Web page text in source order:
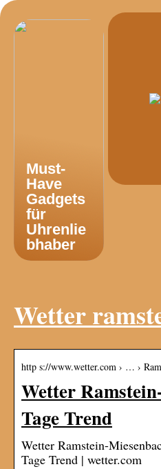
Must-
Have
Gadgets
für
Uhrenlie
bhaber
Wetter
http s://www.wetter.com › … ›
Wetter
Tage Trend
Wetter Ramstein-
Tage Trend | wetter.com